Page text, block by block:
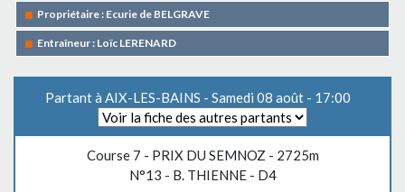
Propriétaire : Ecurie de BELGRAVE
Entraîneur : Loïc LERENARD
Partant à AIX-LES-BAINS - Samedi 08 août - 17:00
Course 7 - PRIX DU SEMNOZ - 2725m
N°13 - B. THIENNE - D4